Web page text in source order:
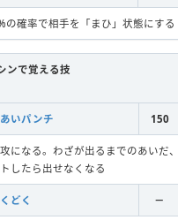
の確率で相手を「まひ」状態にする
ンで覚える技
いパンチ 150
になる。わざが出るまでのあいだ
したら出せなくなる
どく －